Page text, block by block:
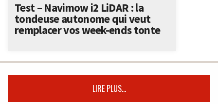
Test – Navimow i2 LiDAR : la
tondeuse autonome qui veut
remplacer vos week-ends tonte
LIRE PLUS...